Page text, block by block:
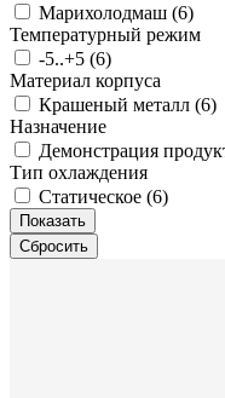
Марихолодмаш (6)
Температурный режим
-5..+5 (6)
Материал корпуса
Крашеный металл (6)
Назначение
Демонстрация
Тип охлаждения
Статическое (6)